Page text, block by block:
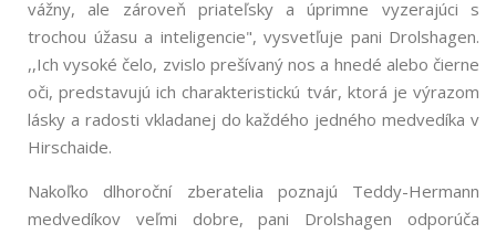
vážny, ale zároveň priateľsky a úprimne vyzerajúci s
trochou úžasu a inteligencie", vysvetľuje pani Drolshagen.
,,Ich vysoké čelo, zvislo prešívaný nos a hnedé alebo čierne
oči, predstavujú ich charakteristickú tvár, ktorá je výrazom
lásky a radosti vkladanej do každého jedného medvedíka v
Hirschaide.
Nakoľko dlhoroční zberatelia poznajú Teddy-Hermann
medvedíkov veľmi dobre, pani Drolshagen odporúča